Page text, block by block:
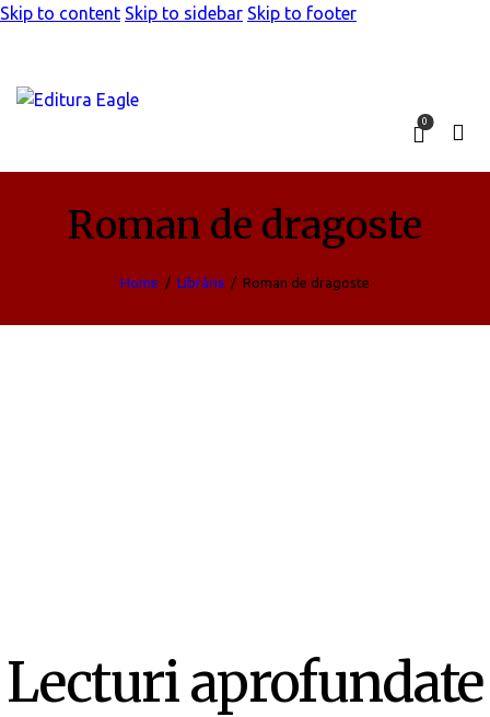
Skip to content Skip to sidebar Skip to footer
0
Roman de dragoste
Home Librărie Roman de dragoste
Lecturi aprofundate